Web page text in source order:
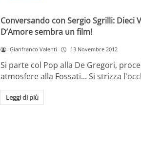
Conversando con Sergio Sgrilli: Dieci
D’Amore sembra un film!
Gianfranco Valenti 13 Novembre 2012
Si parte col Pop alla De Gregori,
atmosfere alla Fossati... Si strizza
Leggi di più